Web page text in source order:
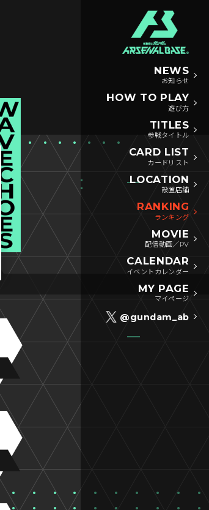
NEWS
お知らせ
HOW TO PLAY
遊び方
TITLES
参戦タイトル
CARD LIST
カードリスト
LOCATION
設置店舗
RANKING
ランキング
MOVIE
配信動画／PV
CALENDAR
イベントカレンダー
MY PAGE
マイページ
@gundam_ab